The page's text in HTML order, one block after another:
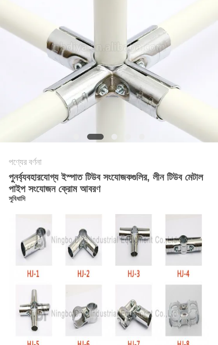
জন্য
আবেদন
POLICY
পণ্যের বর্ণনা
পুনর্ব্যবহারযোগ্য ইস্পাত টিউব সংযোজকগুলির, লীন টিউব মেটাল
পাইপ সংযোজন ক্রোম আবরণ
সুবিধাদি